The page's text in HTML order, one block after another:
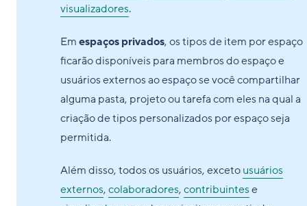
visualizadores.
Emespaços privados, os tipos de item por espaço
ficarão disponíveis para membros do espaço e
usuários externos ao espaço se você compartilhar
alguma pasta, projeto ou tarefa com eles na qual a
criação de tipos personalizados por espaço seja
permitida.
Além disso, todos os usuários, excetousuários
externos,colaboradores,contribuintese